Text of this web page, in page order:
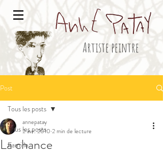
Artiste peintre
Post
Tous les posts
Famille
Tous les posts
La chance
annepatay
2 avr. 2010 2 min de lecture